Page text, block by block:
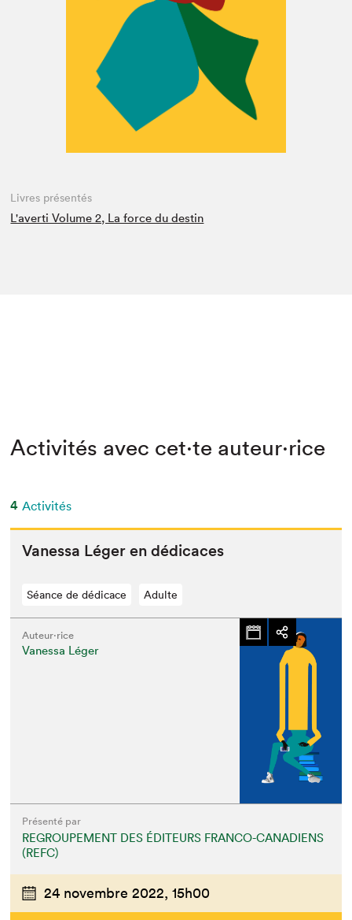
Espace enseignant·e·s
Livres présentés
L'averti Volume 2, La force du destin
Activités avec cet·te auteur·rice
4 Activités
Vanes­sa Léger en dédicaces
Séance de dédicace Adulte
Auteur·rice
Vanessa Léger
Présenté par
REGROUPEMENT DES ÉDITEURS FRANCO-CANADIENS
(REFC)
24 novembre 2022, 15h00